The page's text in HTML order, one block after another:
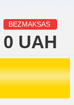
BEZMAKSAS
0 UAH